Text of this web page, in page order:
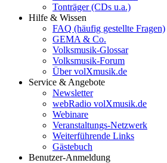
Tonträger (CDs u.a.)
Hilfe & Wissen
FAQ (häufig gestellte Fragen)
GEMA & Co.
Volksmusik-Glossar
Volksmusik-Forum
Über volXmusik.de
Service & Angebote
Newsletter
webRadio volXmusik.de
Webinare
Veranstaltungs-Netzwerk
Weiterführende Links
Gästebuch
Benutzer-Anmeldung